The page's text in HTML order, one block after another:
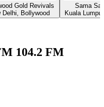
Gold Revivals
Delhi, Bollywood
Sama
Kuala
104.2 FM